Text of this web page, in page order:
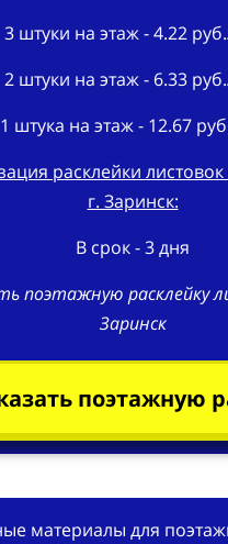
3 штуки на этаж - 4.22
2 штуки на этаж - 6.33
1 штука на этаж - 12.67
расклейки
г. Заринск:
В срок - 3 дня
поэтажную расклейку
Заринск
поэтажную
материалы для